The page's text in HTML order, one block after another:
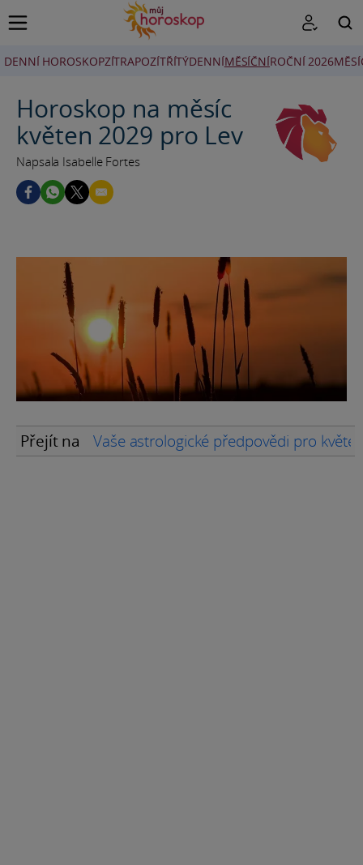
DENNÍ HOROSKOPZÍTRAPOZÍTŘÍTÝDENNÍMĚSÍČNÍROČNÍ 2026
Horoskop na měsíc
květen 2029 pro Lev
Napsala Isabelle Fortes
Přejít na Vaše astrologické předpovědi pro